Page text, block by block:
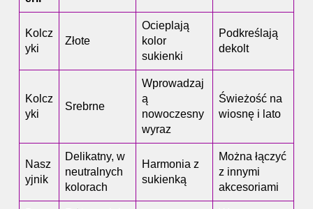
Kolcz
yki
Złote
Ocieplają
kolor
sukienki
Podkreślają
dekolt
Kolcz
yki
Srebrne
Wprowadzaj
ą
nowoczesny
wyraz
Świeżość na
wiosnę i lato
Nasz
yjnik
Delikatny, w
neutralnych
kolorach
Harmonia z
sukienką
Można łączyć
z innymi
akcesoriami